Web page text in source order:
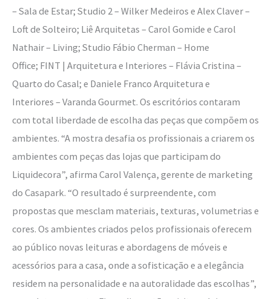
– Sala de Estar; Studio 2 – Wilker Medeiros e Alex Claver –
Loft de Solteiro; Liê Arquitetas – Carol Gomide e Carol
Nathair – Living; Studio Fábio Cherman – Home
Office; FINT | Arquitetura e Interiores – Flávia Cristina –
Quarto do Casal; e Daniele Franco Arquitetura e
Interiores – Varanda Gourmet. Os escritórios contaram
com total liberdade de escolha das peças que compõem os
ambientes. “A mostra desafia os profissionais a criarem os
ambientes com peças das lojas que participam do
Liquidecora”, afirma Carol Valença, gerente de marketing
do Casapark. “O resultado é surpreendente, com
propostas que mesclam materiais, texturas, volumetrias e
cores. Os ambientes criados pelos profissionais oferecem
ao público novas leituras e abordagens de móveis e
acessórios para a casa, onde a sofisticação e a elegância
residem na personalidade e na autoralidade das escolhas”,